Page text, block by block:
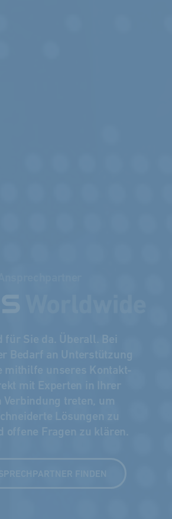
für Sie da. Überall. Bei
Bedarf an Unterstützung
mithilfe unseres Kontakt-
mit Experten in Ihrer
Verbindung treten, um
Lösungen zu
offene Fragen zu klären.
FINDEN